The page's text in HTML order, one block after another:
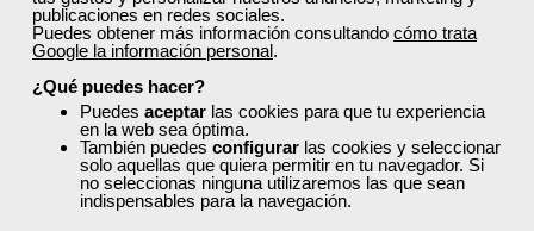
publicaciones en redes sociales.
Puedes obtener más información consultando cómo trata
Google la información personal.
¿Qué puedes hacer?
Puedes aceptar las cookies para que tu experiencia
en la web sea óptima.
También puedes configurar las cookies y seleccionar
solo aquellas que quiera permitir en tu navegador. Si
no seleccionas ninguna utilizaremos las que sean
indispensables para la navegación.
se puede hacer directamente desde el
SEPE?
¿Son los docentes un aspecto diferencial
de los cursos de Femxa?